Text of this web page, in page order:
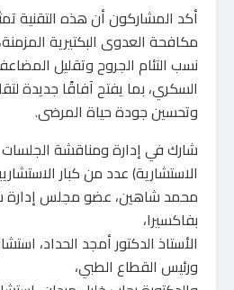
أكد المشاركون أن هذه التقنية
مكافحة العدوى البكتيرية
نسب التئام الجروح وتقليل
السكري، بما يفتح آفاقًا جديدة
وتحسين جودة حياة المرضى.
شارك في إدارة ومناقشة الجلسات
الاستشارية) عدد من كبار
محمد شاهين، عضو مجلس إدارة
بفاكسيرا،
الأستاذ الدكتور أمجد الحداد،
ورئيس القطاع الطبي،